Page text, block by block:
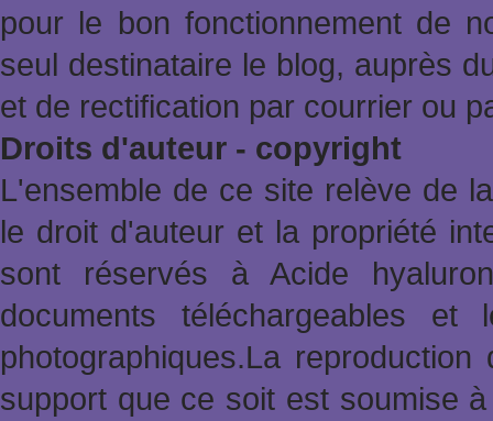
pour le bon fonctionnement de
seul destinataire le blog, auprès
et de rectification par courrier ou
Droits d'auteur - copyright
L'ensemble de ce site relève de
le droit d'auteur et la propriété
sont réservés à Acide
documents téléchargeables et
photographiques.La
support que ce soit est soumise